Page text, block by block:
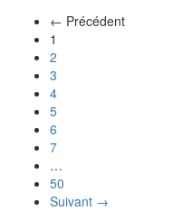
← Précédent
1
2
3
4
5
6
7
…
50
Suivant →